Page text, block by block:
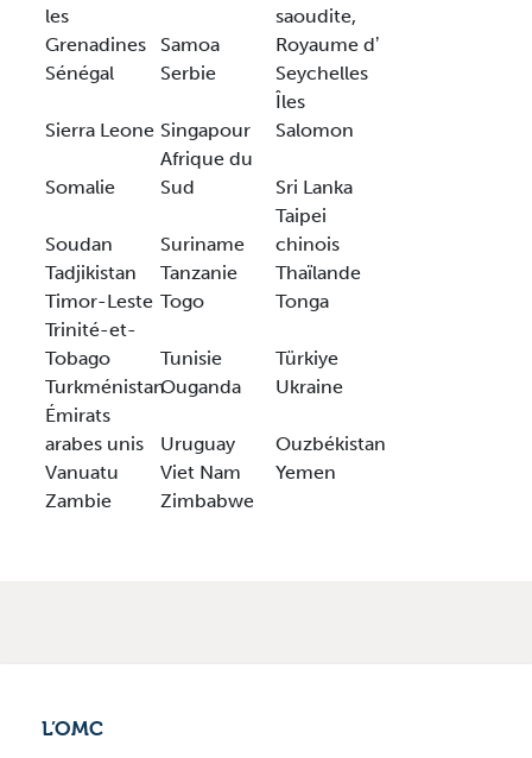
les
Grenadines
Samoa
saoudite,
Royaume dʼ
Sénégal
Serbie Seychelles
Sierra Leone Singapour
Îles
Salomon
Somalie
Afrique du
Sud
Sri Lanka
Soudan Suriname
Taipei
chinois
Tadjikistan
Tanzanie
Thaïlande
Timor-Leste Togo
Tonga
Trinité-et-
Tobago
Tunisie
Türkiye
TurkménistanOuganda
Ukraine
Émirats
arabes unis
Uruguay
Ouzbékistan
Vanuatu
Viet Nam
Yemen
Zambie
Zimbabwe
L’OMC